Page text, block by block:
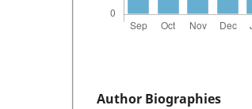
Author Biographies